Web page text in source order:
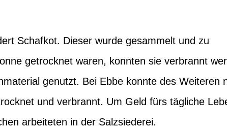
Schafkot. Dieser wurde gesammelt und zu
getrocknet waren, konnten sie verbrannt
genutzt. Bei Ebbe konnte des Weiteren
und verbrannt. Um Geld fürs tägliche
arbeiteten in der Salzsiederei.